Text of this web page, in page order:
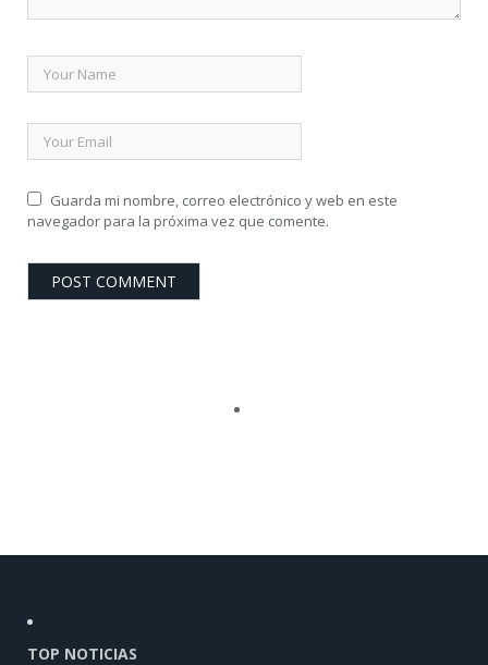
Guarda mi nombre, correo electrónico y web en este
navegador para la próxima vez que comente.
TOP NOTICIAS